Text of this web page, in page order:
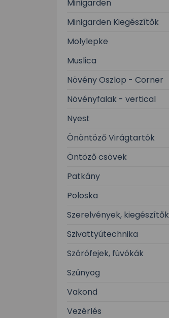
Minigarden
Minigarden Kiegészítők
Molylepke
Muslica
Növény Oszlop - Corner
Növényfalak - vertical
Nyest
Önöntöző Virágtartók
Öntöző csövek
Patkány
Poloska
Szerelvények, kiegészítők
Szivattyútechnika
Szórófejek, fúvókák
Szúnyog
Vakond
Vezérlés